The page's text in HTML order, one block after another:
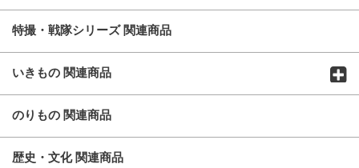
特撮・戦隊シリーズ 関連商品
いきもの 関連商品
のりもの 関連商品
歴史・文化 関連商品